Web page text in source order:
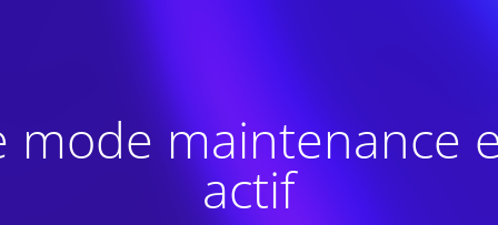
mode maintenance
actif